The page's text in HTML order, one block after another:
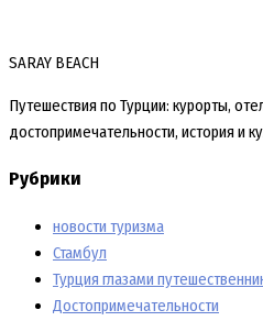
SARAY BEACH
Путешествия по Турции: курорты,
достопримечательности, история и
Рубрики
новости туризма
Стамбул
Турция глазами
Достопримечательности